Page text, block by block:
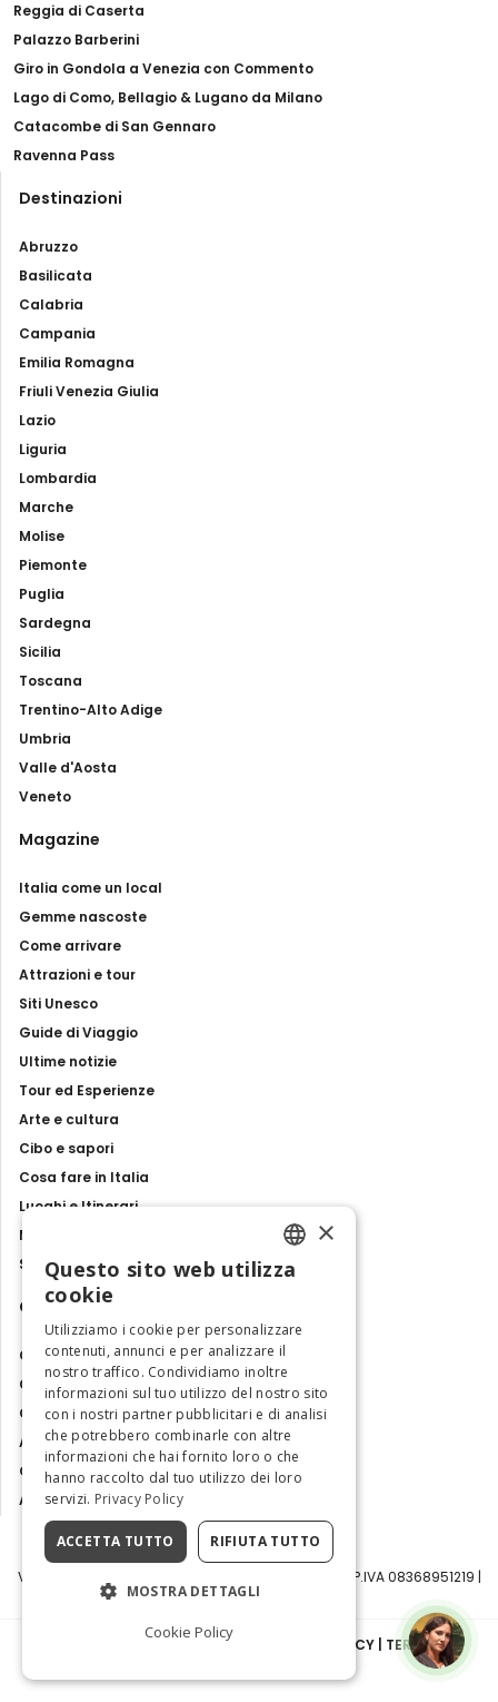
Reggia di Caserta
Palazzo Barberini
Giro in Gondola a Venezia con Commento
Lago di Como, Bellagio & Lugano da Milano
Catacombe di San Gennaro
Ravenna Pass
Destinazioni
Abruzzo
Basilicata
Calabria
Campania
Emilia Romagna
Friuli Venezia Giulia
Lazio
Liguria
Lombardia
Marche
Molise
Piemonte
Puglia
Sardegna
Sicilia
Toscana
Trentino-Alto Adige
Umbria
Valle d'Aosta
Veneto
Magazine
Italia come un local
Gemme nascoste
Come arrivare
Attrazioni e tour
Siti Unesco
Guide di Viaggio
Ultime notizie
Tour ed Esperienze
Arte e cultura
Cibo e sapori
Cosa fare in Italia
Luoghi e Itinerari
Mostre, eventi e spettacoli
Storie e tradizioni
Contatti
Chi siamo
Collabora con noi
Contatti
Ambasciatrice dell'Eccellenza
Osservatorio Turismo
Area Riservata
Visit Italy Srl | Via Filippo Argelati, 10, 20143 Milano | P.IVA 08368951219 |
Capitale Sociale 50.000€
INFORMATIVA SULLA PRIVACY COOKIE POLICY| TERMINI E
ENGLISH
ITALIAN
×
Questo sito web utilizza
cookie
Utilizziamo i cookie per personalizzare
contenuti, annunci e per analizzare il
nostro traffico. Condividiamo inoltre
informazioni sul tuo utilizzo del nostro sito
con i nostri partner pubblicitari e di analisi
che potrebbero combinarle con altre
informazioni che hai fornito loro o che
hanno raccolto dal tuo utilizzo dei loro
servizi. Privacy Policy
ACCETTA TUTTO RIFIUTA TUTTO
MOSTRA DETTAGLI
Cookie Policy